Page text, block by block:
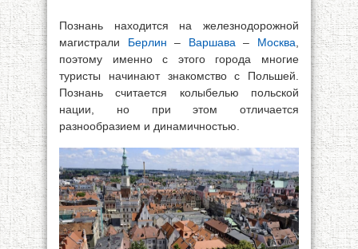
Познань находится на железнодорожной
магистрали Берлин – Варшава– Москва,
поэтому именно с этого города многие
туристы начинают знакомство с Польшей.
Познань считается колыбелью польской
нации, но при этом отличается
разнообразием и динамичностью.